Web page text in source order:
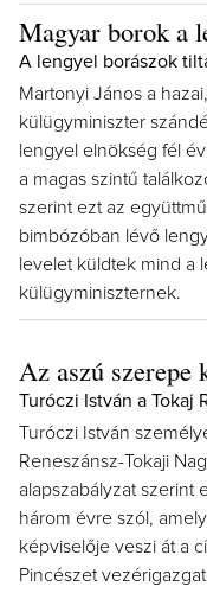
Magyar borok a
A lengyel borászok
Martonyi János a
külügyminiszter
lengyel elnökség fél
a magas szintű
szerint ezt az
bimbózóban lévő
levelet küldtek mind a
külügyminiszternek.
Az aszú szerepe
Turóczi István a Tokaj
Turóczi István
Reneszánsz-Tokaji
alapszabályzat szerint
három évre szól,
képviselője veszi át a
Pincészet